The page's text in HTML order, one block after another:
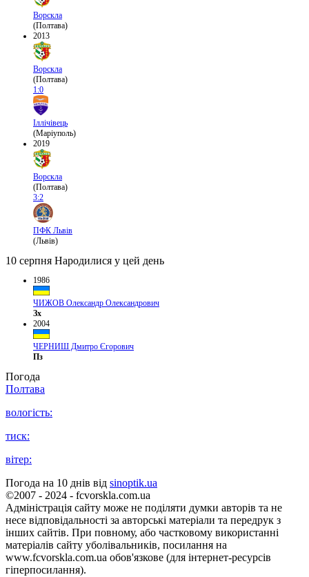
Ворскла
(Полтава)
2013
Ворскла
(Полтава)
1:0
Іллічівець
(Маріуполь)
2019
Ворскла
(Полтава)
3:2
ПФК Львів
(Львів)
10 серпня Народилися у цей день
1986
ЧИЖОВ Олександр Олександрович
Зх
2004
ЧЕРНИШ Дмитро Єгорович
Пз
Погода
Полтава
вологість:
тиск:
вітер:
Погода на 10 днів від sinoptik.ua
©2007 - 2024 - fcvorskla.com.ua
Адміністрація сайту може не поділяти думки авторів та не
несе відповідальності за авторські матеріали та передрук з
інших сайтів. При повному, або частковому використанні
матеріалів сайту уболівальників, посилання на
www.fcvorskla.com.ua обов'язкове (для інтернет-ресурсів
гіперпосилання).